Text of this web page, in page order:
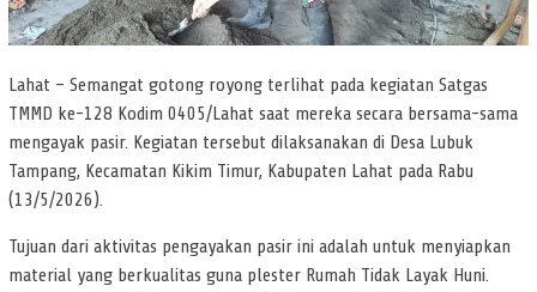
Lahat – Semangat gotong royong terlihat pada kegiatan Satgas
TMMD ke-128 Kodim 0405/Lahat saat mereka secara bersama-sama
mengayak pasir. Kegiatan tersebut dilaksanakan di Desa Lubuk
Tampang, Kecamatan Kikim Timur, Kabupaten Lahat pada Rabu
(13/5/2026).
Tujuan dari aktivitas pengayakan pasir ini adalah untuk menyiapkan
material yang berkualitas guna plester Rumah Tidak Layak Huni.